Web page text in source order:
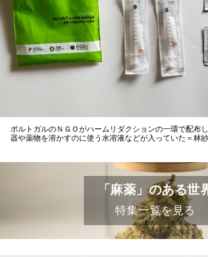
ポルトガルのＮＧＯがハームリダクションの一環で配布
器や薬物を溶かすのに使う水溶液などが入っていた＝林
「麻薬」のある世
特集一覧を見る